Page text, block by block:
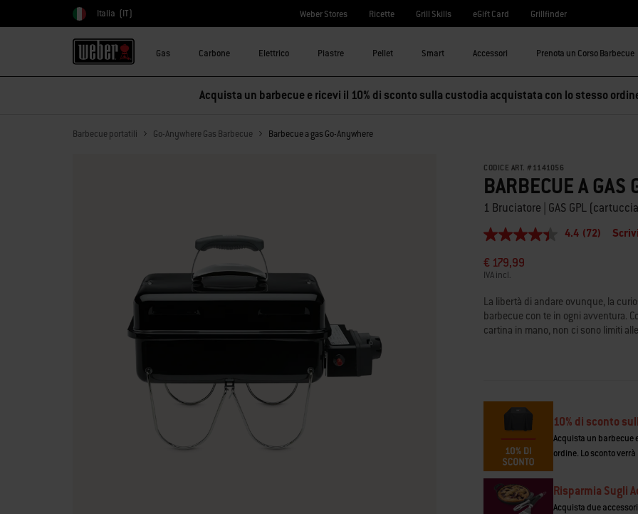
Scegli paese
Italia (IT) Weber Stores Ricette Grill Skills eGift Card Grillfinder
Gas Carbone Elettrico Piastre Pellet Smart Accessori Prenota un Corso Barbecue
Acquista un barbecue e ricevi il 10% di sconto sulla custodia acquistata con lo stesso
Barbecue portatili Go-Anywhere Gas Barbecue Barbecue a gas Go-Anywhere
CODICE ART. # 1141056
BARBECUE A GAS
1 Bruciatore | GAS GPL
4.4
su
5
valore
di
valutazione
medio.
alla
pagina.
4.4 (72)
€ 179,99
IVA incl.
La libertà di andare ovunque, la
barbecue con te in ogni avventura.
cartina in mano, non ci sono limiti
10% di sconto
Acquista un barbecue
ordine. Lo sconto
Risparmia Sugli
Acquista due